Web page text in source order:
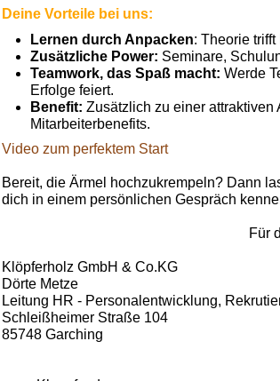
Deine Vorteile bei uns:
Lernen durch Anpacken: Theorie
Zusätzliche Power: Seminare,
Teamwork, das Spaß macht: Werde
Erfolge feiert.
Benefit: Zusätzlich zu einer
Mitarbeiterbenefits.
Video zum perfektem Start
Bereit, die Ärmel hochzukrempeln? Dann
dich in einem persönlichen Gespräch
Für
Klöpferholz GmbH & Co.KG
Dörte Metze
Leitung HR - Personalentwicklung,
Schleißheimer Straße 104
85748 Garching